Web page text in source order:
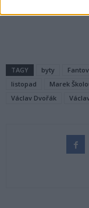
TAGY byty
listopad
Marek
Václav Dvořák